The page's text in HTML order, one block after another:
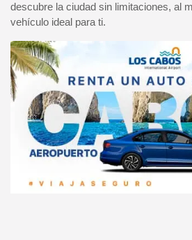
descubre la ciudad sin limitaciones, al
vehículo ideal para ti.